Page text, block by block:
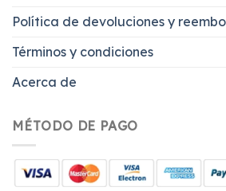
Política de devoluciones y
Términos y condiciones
Acerca de
MÉTODO DE PAGO